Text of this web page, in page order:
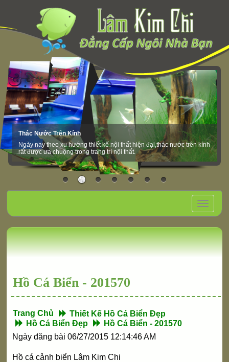
Thác Nước Trên Kính
Ngày nay theo xu hướng thiết kế nội thất hiện đại,thác nước trên kính
rất được ưa chuộng trong trang trí nội thất.
Toggle
navigation
Hồ Cá Biển - 201570
Trang Chủ
Thiết Kế Hồ Cá Biển Đẹp
Hồ Cá Biển Đẹp
Hồ Cá Biển - 201570
Ngày đăng bài 06/27/2015 12:14:46 AM
Hồ cá cảnh biển Lâm Kim Chi